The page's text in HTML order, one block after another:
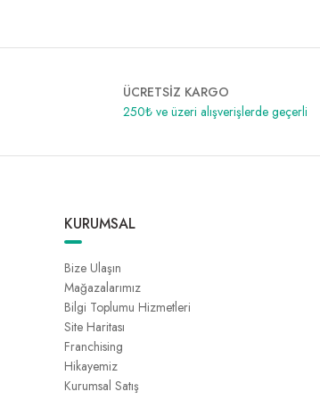
ÜCRETSİZ KARGO
250₺ ve üzeri alışverişlerde geçerli
KURUMSAL
Bize Ulaşın
Mağazalarımız
Bilgi Toplumu Hizmetleri
Site Haritası
Franchising
Hikayemiz
Kurumsal Satış